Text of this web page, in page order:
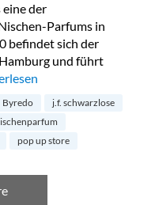
eine der
Parfums in
befindet sich der
und führt
Pop Up Store in Berlin
Byredo
j.f. schwarzlose
pop up store